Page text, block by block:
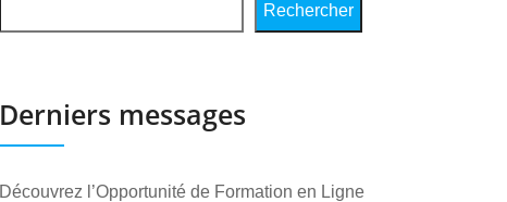
Rechercher
Derniers messages
Découvrez l’Opportunité de Formation en Ligne